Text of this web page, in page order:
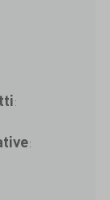
:
: